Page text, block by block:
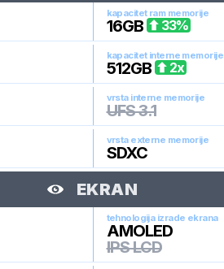
kapacitet ram memorije
16GB 33%
kapacitet interne memorije
512GB 2x
vrsta interne memorije
UFS 3.1
vrsta externe memorije
SDXC
EKRAN
tehnologija izrade ekrana
AMOLED
IPS LCD